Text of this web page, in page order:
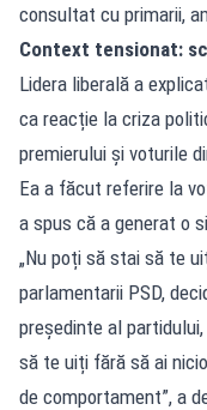
consultat cu primarii,
Context tensionat:
Lidera liberală a
ca reacție la criza
premierului și voturile
Ea a făcut referire la
a spus că a generat o
„Nu poți să stai să te
parlamentarii PSD,
președinte al
să te uiți fără să ai
de comportament”, a